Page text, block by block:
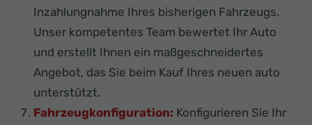
Inzahlungnahme Ihres bisherigen Fahrzeugs.
Unser kompetentes Team bewertet Ihr Auto
und erstellt Ihnen ein maßgeschneidertes
Angebot, das Sie beim Kauf Ihres neuen auto
unterstützt.
Fahrzeugkonfiguration: Konfigurieren Sie Ihr